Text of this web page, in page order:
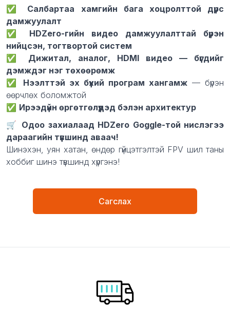
✅ Салбартаа хамгийн бага хоцролттой дүрс
дамжуулалт
✅ HDZero-гийн видео дамжуулалттай бүрэн
нийцсэн, тогтвортой систем
✅ Дижитал, аналог, HDMI видео — бүгдийг
дэмждэг нэг төхөөрөмж
✅ Нээлттэй эх бүхий програм хангамж — бүрэн
өөрчлөх боломжтой
✅ Ирээдүйн өргөтгөлүүдэд бэлэн архитектур
🛒 Одоо захиалаад HDZero Goggle-той нислэгээ
дараагийн түвшинд аваач!
Шинэхэн, уян хатан, өндөр гүйцэтгэлтэй FPV шил таны
хоббиг шинэ түвшинд хүргэнэ!
Сагслах